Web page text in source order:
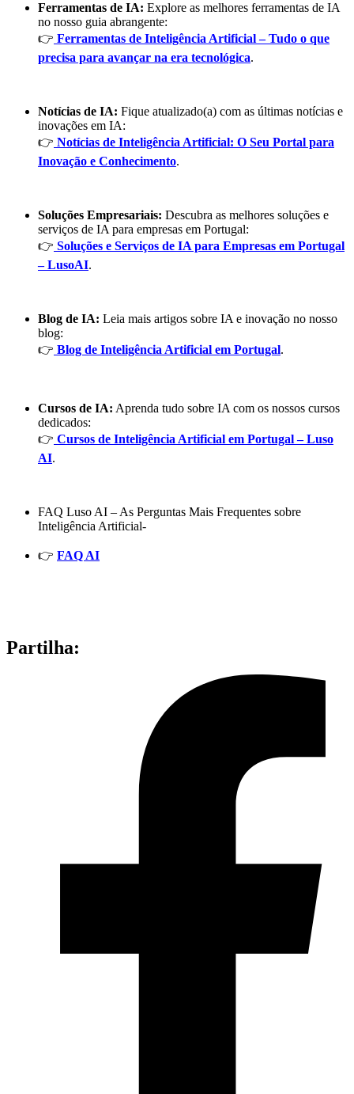
Ferramentas de IA: Explore as melhores ferramentas de IA
no nosso guia abrangente:
👉 Ferramentas de Inteligência Artificial – Tudo o que
precisa para avançar na era tecnológica.
Notícias de IA: Fique atualizado(a) com as últimas notícias e
inovações em IA:
👉 Notícias de Inteligência Artificial: O Seu Portal para
Inovação e Conhecimento.
Soluções Empresariais: Descubra as melhores soluções e
serviços de IA para empresas em Portugal:
👉 Soluções e Serviços de IA para Empresas em Portugal
– LusoAI.
Blog de IA: Leia mais artigos sobre IA e inovação no nosso
blog:
👉 Blog de Inteligência Artificial em Portugal.
Cursos de IA: Aprenda tudo sobre IA com os nossos cursos
dedicados:
👉 Cursos de Inteligência Artificial em Portugal – Luso
AI.
FAQ Luso AI – As Perguntas Mais Frequentes sobre
Inteligência Artificial-
👉 FAQ AI
Partilha: